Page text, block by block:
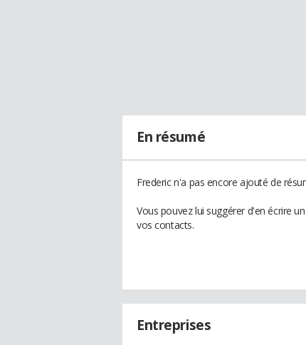
En résumé
Frederic n'a pas encore ajouté de
Vous pouvez lui suggérer d'en écrire
vos contacts.
Entreprises